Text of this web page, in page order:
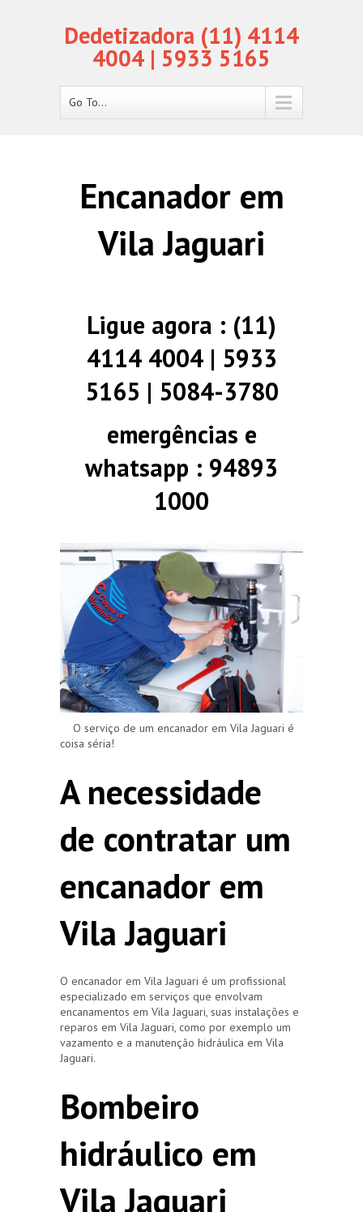
Dedetizadora (11) 4114
4004 | 5933 5165
Go To...
Encanador em
Vila Jaguari
Ligue agora : (11)
4114 4004 | 5933
5165 | 5084-3780
emergências e
whatsapp : 94893
1000
O serviço de um encanador em Vila Jaguari é
coisa séria!
A necessidade
de contratar um
encanador em
Vila Jaguari
O encanador em Vila Jaguari é um profissional
especializado em serviços que envolvam
encanamentos em Vila Jaguari, suas instalações e
reparos em Vila Jaguari, como por exemplo um
vazamento e a manutenção hidráulica em Vila
Jaguari.
Bombeiro
hidráulico em
Vila Jaguari